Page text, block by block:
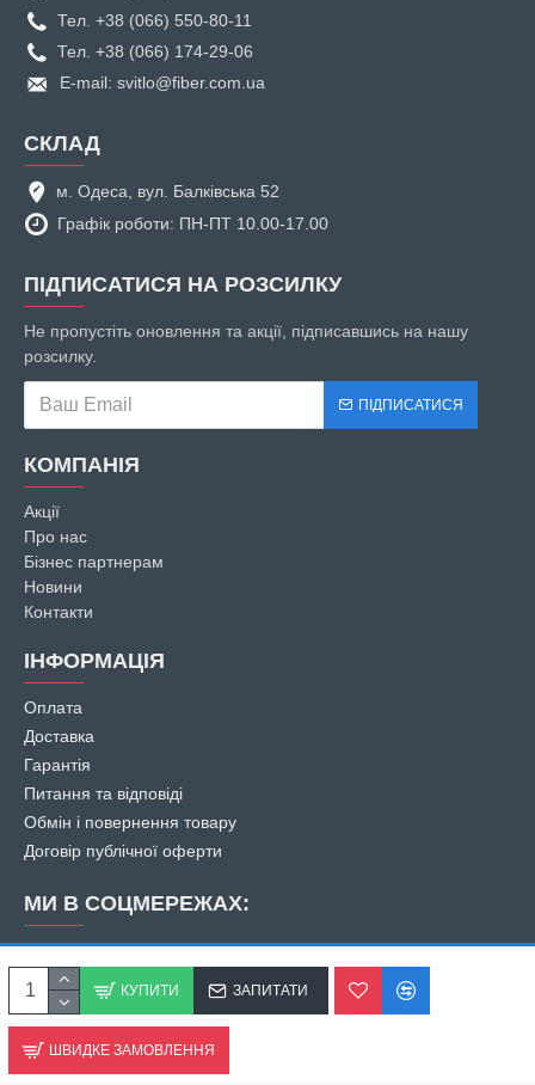
КУПИТИ ЗАПИТАТИ
ШВИДКЕ ЗАМОВЛЕННЯ
Тел. +38 (066) 550-80-11
Тел. +38 (066) 174-29-06
E-mail: svitlo@fiber.com.ua
СКЛАД
м. Одеса, вул. Балківська 52
Графік роботи: ПН-ПТ 10.00-17.00
ПІДПИСАТИСЯ НА РОЗСИЛКУ
Не пропустіть оновлення та акції, підписавшись на нашу
розсилку.
ПІДПИСАТИСЯ
КОМПАНІЯ
Акції
Про нас
Бізнес партнерам
Новини
Контакти
ІНФОРМАЦІЯ
Оплата
Доставка
Гарантія
Питання та відповіді
Обмін і повернення товару
Договір публічної оферти
МИ В СОЦМЕРЕЖАХ:
© 2007-2026 ПП «Південне місто». Всі права захищені.